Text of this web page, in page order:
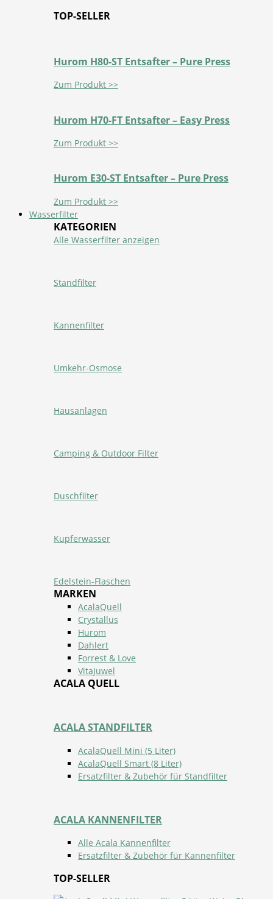
TOP-SELLER
Hurom H80-ST Entsafter – Pure Press
Zum Produkt >>
Hurom H70-FT Entsafter – Easy Press
Zum Produkt >>
Hurom E30-ST Entsafter – Pure Press
Zum Produkt >>
Wasserfilter
KATEGORIEN
Alle Wasserfilter anzeigen
Standfilter
Kannenfilter
Umkehr-Osmose
Hausanlagen
Camping & Outdoor Filter
Duschfilter
Kupferwasser
Edelstein-Flaschen
MARKEN
AcalaQuell
Crystallus
Hurom
Dahlert
Forrest & Love
VitaJuwel
ACALA QUELL
ACALA STANDFILTER
AcalaQuell Mini (5 Liter)
AcalaQuell Smart (8 Liter)
Ersatzfilter & Zubehör für Standfilter
ACALA KANNENFILTER
Alle Acala Kannenfilter
Ersatzfilter & Zubehör für Kannenfilter
TOP-SELLER